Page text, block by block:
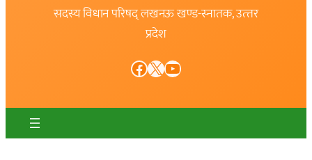
सदस्य विधान परिषद् लखनऊ खण्ड-स्नातक, उत्त्तर
प्रदेश
Facebook X YouTube